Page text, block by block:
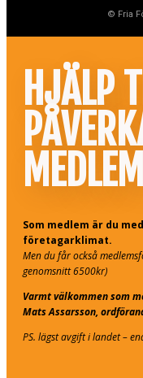
© Fria
HJÄLP
MEDLEM
Som medlem är du
företagarklimat.
Men du får också
genomsnitt 6500kr)
Varmt välkommen som
Mats Assarsson,
PS. lägst avgift i landet –